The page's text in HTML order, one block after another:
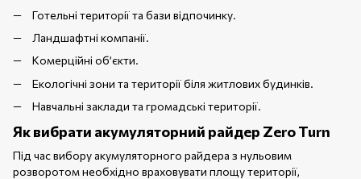
Готельні території та бази відпочинку.
Ландшафтні компанії.
Комерційні об’єкти.
Екологічні зони та території біля житлових будинків.
Навчальні заклади та громадські території.
Як вибрати акумуляторний райдер Zero Turn
Під час вибору акумуляторного райдера з нульовим
розворотом необхідно враховувати площу території,